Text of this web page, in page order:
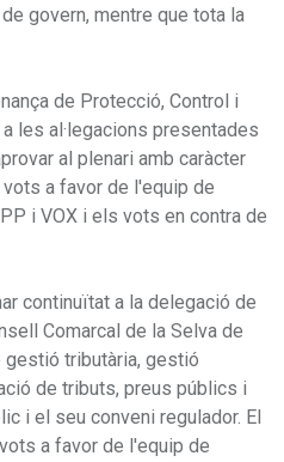
govern, mentre que tota la
de Protecció, Control i
les al·legacions presentades
al plenari amb caràcter
a favor de l'equip de
i VOX i els vots en contra de
continuïtat a la delegació de
Comarcal de la Selva de
tributària, gestió
de tributs, preus públics i
i el seu conveni regulador. El
a favor de l'equip de